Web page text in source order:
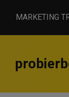
MARKETING